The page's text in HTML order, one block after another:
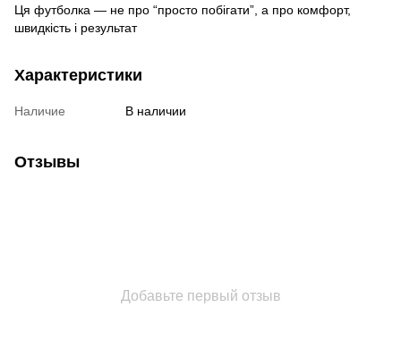
Ця футболка — не про “просто побігати”, а про комфорт,
швидкість і результат
Характеристики
Наличие В наличии
Отзывы
Добавьте первый отзыв